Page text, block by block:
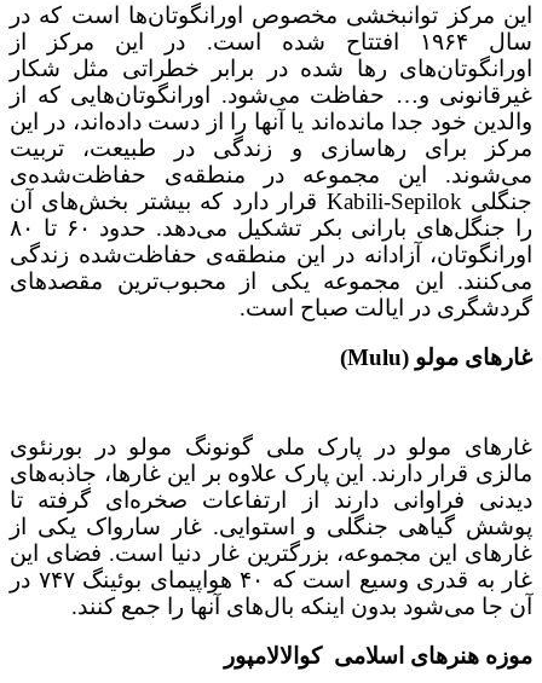
این مرکز توانبخشی مخصوص اورانگوتان‌ها است که در
سال ۱۹۶۴ افتتاح شده است. در این مرکز از
اورانگوتان‌های رها شده در برابر خطراتی مثل شکار
غیرقانونی و… حفاظت می‌شود. اورانگوتان‌هایی که از
والدین خود جدا مانده‌اند یا آنها را از دست داده‌اند، در این
مرکز برای رهاسازی و زندگی در طبیعت، تربیت
می‌شوند. این مجموعه در منطقه‌ی حفاظت‌شده‌ی
جنگلی Kabili-Sepilok قرار دارد که بیشتر بخش‌های آن
را جنگل‌های بارانی بکر تشکیل می‌دهد. حدود ۶۰ تا ۸۰
اورانگوتان، آزادانه در این منطقه‌ی حفاظت‌شده زندگی
می‌کنند. این مجموعه یکی از محبوب‌ترین مقصدهای
گردشگری در ایالت صباح است.
غارهای مولو (Mulu)
غارهای مولو در پارک ملی گونونگ مولو در بورنئوی
مالزی قرار دارند. این پارک علاوه بر این غارها، جاذبه‌های
دیدنی فراوانی دارند از ارتفاعات صخره‌ای گرفته تا
پوشش گیاهی جنگلی و استوایی. غار سارواک یکی از
غارهای این مجموعه، بزرگترین غار دنیا است. فضای این
غار به قدری وسیع است که ۴۰ هواپیمای بوئینگ ۷۴۷ در
آن جا می‌شود بدون اینکه بال‌های آنها را جمع کنند.
موزه هنرهای اسلامی کوالالامپور